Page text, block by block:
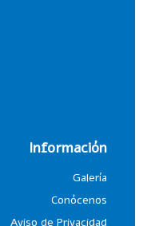
Información
Galería
Conócenos
Aviso de Privacidad